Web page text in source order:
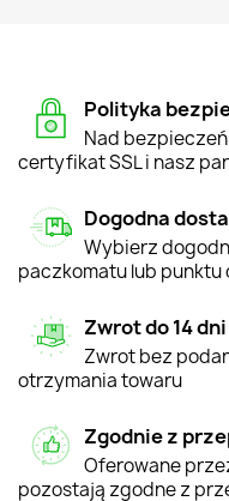
Polityka
Nad
certyfikat SSL i nasz
Dogodna
Wybierz
paczkomatu lub punktu
Zwrot do 14 dni
Zwrot bez
otrzymania towaru
Zgodnie z
Oferowane
pozostają zgodne z